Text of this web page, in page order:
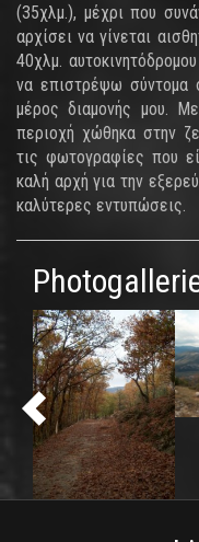
(35χλμ.), μέχρι που
αρχίσει να γίνεται
40χλμ.
να επιστρέψω σύντομα
μέρος διαμονής μου.
περιοχή χώθηκα στην
τις φωτογραφίες που
καλή αρχή για την
καλύτερες εντυπώσεις.